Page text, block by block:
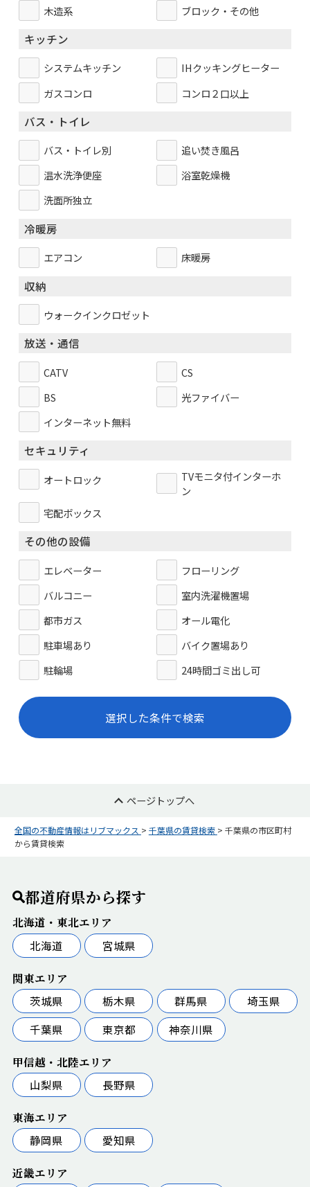
木造系 ブロック・その他
キッチン
システムキッチン
IHクッキングヒーター
ガスコンロ
コンロ２口以上
バス・トイレ
バス・トイレ別
追い焚き風呂
温水洗浄便座
浴室乾燥機
洗面所独立
冷暖房
エアコン 床暖房
収納
ウォークインクロゼット
放送・通信
CATV
CS
BS
光ファイバー
インターネット無料
セキュリティ
オートロック
TVモニタ付インターホ
ン
宅配ボックス
その他の設備
エレベーター
フローリング
バルコニー
室内洗濯機置場
都市ガス
オール電化
駐車場あり
バイク置場あり
駐輪場
24時間ゴミ出し可
選択した条件で検索
ページトップへ
全国の不動産情報はリブマックス > 千葉県の賃貸検索 > 千葉県の市区町村
から賃貸検索
都道府県から探す
北海道・東北エリア
北海道
宮城県
関東エリア
茨城県
栃木県 群馬県
埼玉県
千葉県
東京都 神奈川県
甲信越・北陸エリア
山梨県
長野県
東海エリア
静岡県
愛知県
近畿エリア